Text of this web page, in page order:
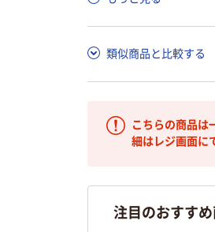
類似商品と比較する
こちらの商品は
細はレジ画面に
注目のおすす